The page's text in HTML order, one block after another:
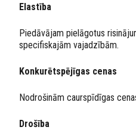
Elastība
Piedāvājam pielāgotus
specifiskajām vajadzībām.
Konkurētspējīgas cenas
Nodrošinām caurspīdīgas
Drošība